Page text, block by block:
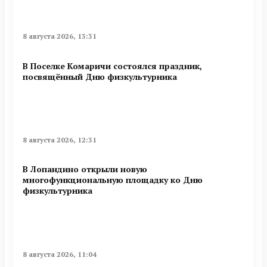
8 августа 2026, 13:31
В Поселке Комаричи состоялся праздник,
посвящённый Дню физкультурника
8 августа 2026, 12:31
В Лопандино открыли новую
многофункциональную площадку ко Дню
физкультурника
8 августа 2026, 11:04